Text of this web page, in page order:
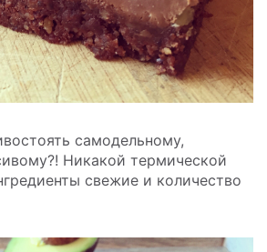
самодельному,
Никакой термической
свежие и количество